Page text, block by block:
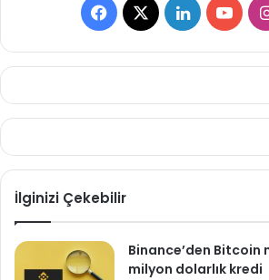
Facebook
X LinkedIn
İlginizi Çekebilir
Binance’den
milyon dolarlık kredi